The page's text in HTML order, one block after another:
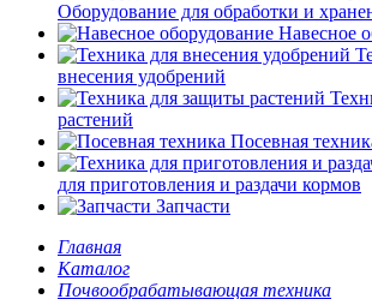
Оборудование для обработки и
Навесное
внесения удобрений
растений
Посевная
для приготовления и раздачи кормов
Запчасти
Главная
Каталог
Почвообрабатывающая техника